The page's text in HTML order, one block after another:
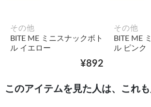
その他
BITE ME ミニスナックボト
ル イエロー
¥892
その他
BITE ME
ル ピンク
このアイテムを見た人は、これ